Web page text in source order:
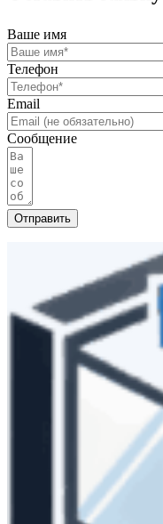
Ваше имя
Телефон
Email
Сообщение
Отправить